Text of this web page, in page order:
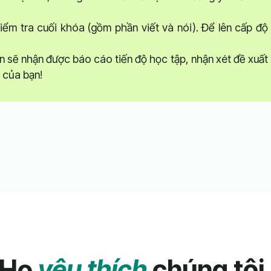
tra cuối khóa (gồm phần viết và nói). Để lên cấp độ
sẽ nhận được báo cáo tiến độ học tập, nhận xét đề xuất
bạn!